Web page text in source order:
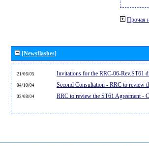
Прочая
[Newsflashes]
21/06/05 Invitations for the RRC-06-Rev.ST61
04/10/04 Second Consultation - RRC to review
02/08/04 RRC to review the ST61 Agreement -